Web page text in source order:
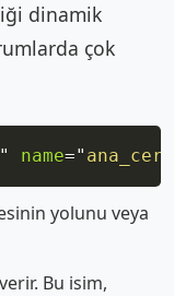
dinamik
çok
" name=" Copy
yolunu veya
Bu isim,